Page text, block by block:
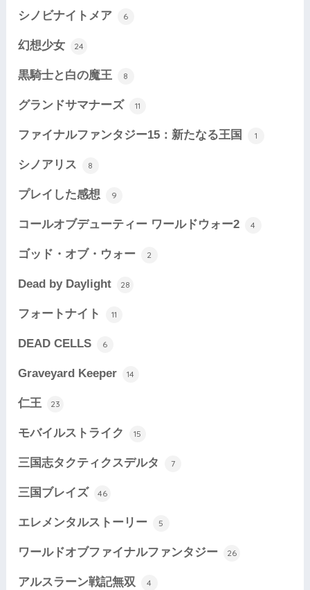
シノビナイトメア 6
幻想少女 24
黒騎士と白の魔王 8
グランドサマナーズ 11
ファイナルファンタジー15：新たなる王国 1
シノアリス 8
プレイした感想 9
コールオブデューティー ワールドウォー2 4
ゴッド・オブ・ウォー 2
Dead by Daylight 28
フォートナイト 11
DEAD CELLS 6
Graveyard Keeper 14
仁王 23
モバイルストライク 15
三国志タクティクスデルタ 7
三国ブレイズ 46
エレメンタルストーリー 5
ワールドオブファイナルファンタジー 26
アルスラーン戦記無双 4